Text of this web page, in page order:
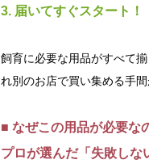
3. 届いてすぐスタート！
飼育に必要な用品がすべて
れ別のお店で買い集める手
■ なぜこの用品が必要な
プロが選んだ「失敗しな